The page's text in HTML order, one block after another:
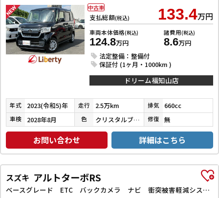
支払総額(税込) 133.4万円
車両本体価格(税込)
124.8万円
諸費用(税込)
8.6万円
法定整備：整備付
保証付 (1ヶ月・1000km )
中古車
ドリーム福知山店
年式 2023(令和5)年 走行 2.5万km 排気 660cc
車検 2028年8月 色 クリスタルブラックパール 修復 無
お問い合わせ 詳細はこちら
スズキ アルトターボRS
ベースグレード ETC バックカメラ ナビ 衝突被害軽減システム オートライト HID スマートキー アイドリングストップ 電動格納ミラー シートヒーター AT 盗難防止システム ABS ESC アルミホイール